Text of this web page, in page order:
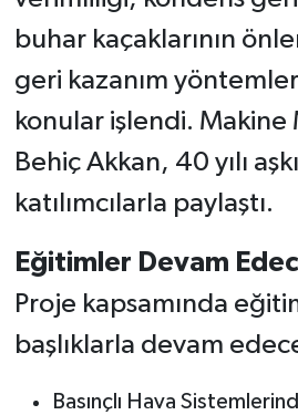
buhar kaçaklarının
geri kazanım
konular işlendi. Makine
Behiç Akkan, 40 yılı
katılımcılarla paylaştı.
Eğitimler Devam
Proje kapsamında
başlıklarla devam
Basınçlı Hava